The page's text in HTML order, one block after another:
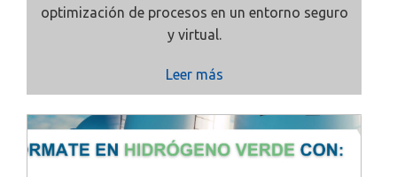
optimización de procesos en un entorno seguro
y virtual.
Leer más